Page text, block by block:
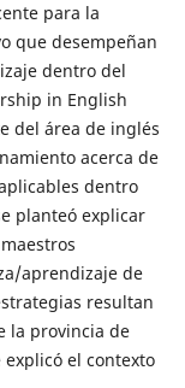
para la
que desempeñan
dentro del
in English
del área de inglés
acerca de
dentro
planteó explicar
aprendizaje de
resultan
la provincia de
el contexto